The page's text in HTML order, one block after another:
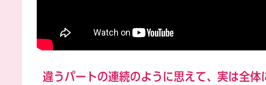
違うパートの連続のように思えて、実は全体